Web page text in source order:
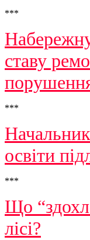
***
ставу
***
освіти
***
Що
лісі?